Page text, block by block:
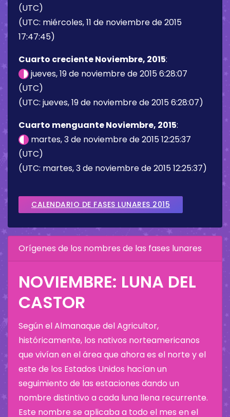
(UTC)
(UTC: miércoles, 11 de noviembre de 2015
17:47:45)
Cuarto creciente Noviembre, 2015:
jueves, 19 de noviembre de 2015 6:28:07
(UTC)
(UTC: jueves, 19 de noviembre de 2015 6:28:07)
Cuarto menguante Noviembre, 2015:
martes, 3 de noviembre de 2015 12:25:37
(UTC)
(UTC: martes, 3 de noviembre de 2015 12:25:37)
CALENDARIO DE FASES LUNARES 2015
Orígenes de los nombres de las fases lunares
NOVIEMBRE: LUNA DEL
CASTOR
Según el Almanaque del Agricultor,
históricamente, los nativos norteamericanos
que vivían en el área que ahora es el norte y el
este de los Estados Unidos hacían un
seguimiento de las estaciones dando un
nombre distintivo a cada luna llena recurrente.
Este nombre se aplicaba a todo el mes en el